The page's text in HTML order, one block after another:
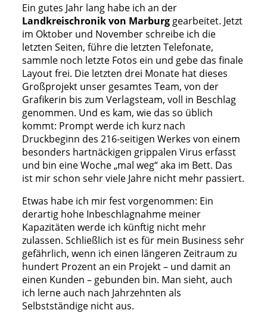
Ein gutes Jahr lang habe ich an der
Landkreischronik von Marburggearbeitet. Jetzt
im Oktober und November schreibe ich die
letzten Seiten, führe die letzten Telefonate,
sammle noch letzte Fotos ein und gebe das finale
Layout frei. Die letzten drei Monate hat dieses
Großprojekt unser gesamtes Team, von der
Grafikerin bis zum Verlagsteam, voll in Beschlag
genommen. Und es kam, wie das so üblich
kommt: Prompt werde ich kurz nach
Druckbeginn des 216-seitigen Werkes von einem
besonders hartnäckigen grippalen Virus erfasst
und bin eine Woche „mal weg“ aka im Bett. Das
ist mir schon sehr viele Jahre nicht mehr passiert.
Etwas habe ich mir fest vorgenommen: Ein
derartig hohe Inbeschlagnahme meiner
Kapazitäten werde ich künftig nicht mehr
zulassen. Schließlich ist es für mein Business sehr
gefährlich, wenn ich einen längeren Zeitraum zu
hundert Prozent an ein Projekt – und damit an
einen Kunden – gebunden bin. Man sieht, auch
ich lerne auch nach Jahrzehnten als
Selbstständige nicht aus.